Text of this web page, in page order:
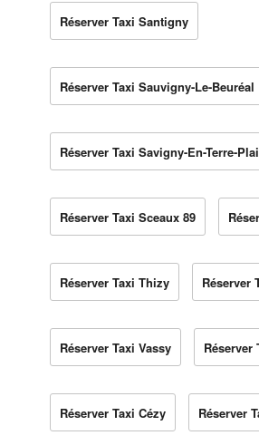
Réserver Taxi Santigny
Réserver Taxi Sauvigny-Le-Beuréal
Réserver Taxi Savigny-En-Terre-
Réserver Taxi Sceaux 89
Réserver Taxi Thizy Réserver
Réserver Taxi Vassy Réserver
Réserver Taxi Cézy Réserver